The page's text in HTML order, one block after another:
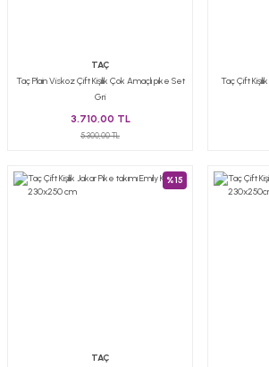
TAÇ
Taç Plain Viskoz Çift Kişilik Çok Amaçlı pike Set
Gri
3.710,00 TL
5.300,00 TL
Taç Çift
%15
TAÇ